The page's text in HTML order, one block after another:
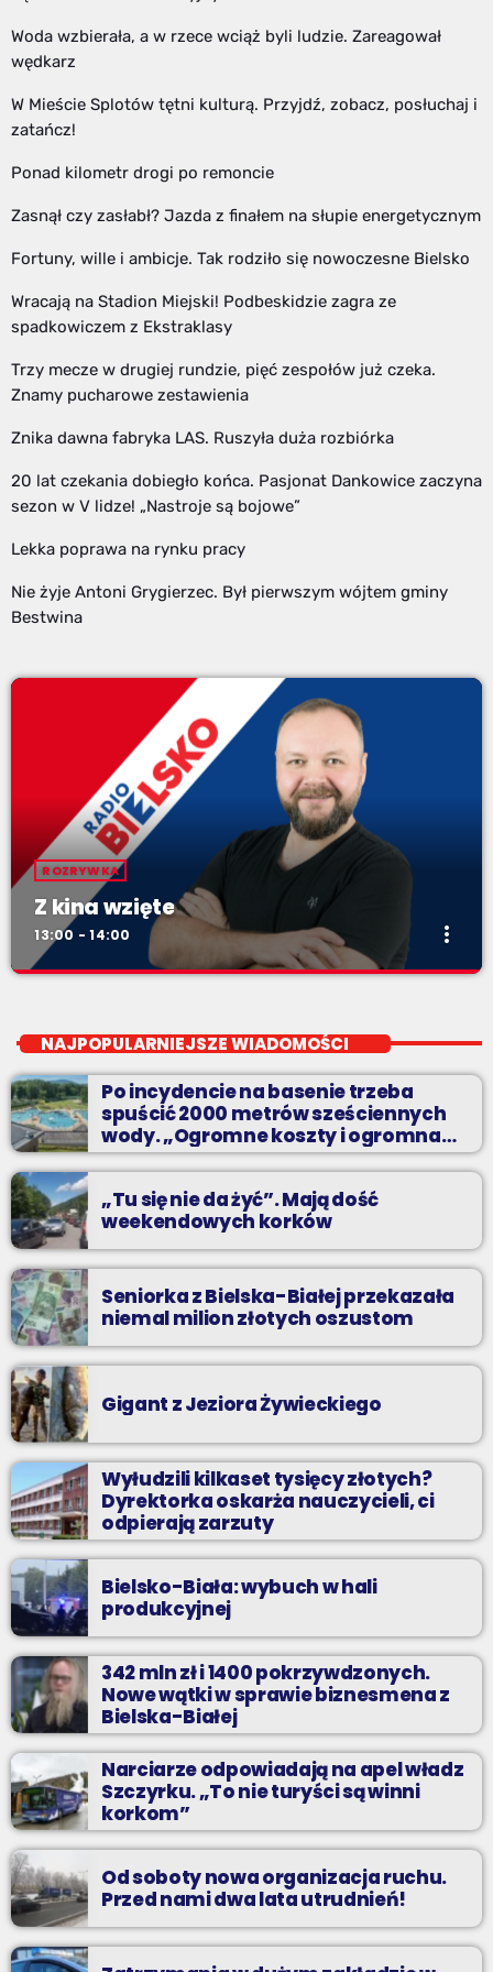
Woda wzbierała, a w rzece wciąż byli ludzie. Zareagował
wędkarz
W Mieście Splotów tętni kulturą. Przyjdź, zobacz, posłuchaj i
zatańcz!
Ponad kilometr drogi po remoncie
Zasnął czy zasłabł? Jazda z finałem na słupie energetycznym
Fortuny, wille i ambicje. Tak rodziło się nowoczesne Bielsko
Wracają na Stadion Miejski! Podbeskidzie zagra ze
spadkowiczem z Ekstraklasy
Trzy mecze w drugiej rundzie, pięć zespołów już czeka.
Znamy pucharowe zestawienia
Znika dawna fabryka LAS. Ruszyła duża rozbiórka
20 lat czekania dobiegło końca. Pasjonat Dankowice zaczyna
sezon w V lidze! „Nastroje są bojowe”
Lekka poprawa na rynku pracy
Nie żyje Antoni Grygierzec. Był pierwszym wójtem gminy
Bestwina
ROZRYWKA
Z kina wzięte
13:00 - 14:00 more_vert
Soboty od 13 do 14
Z Kina Wzięte to audycja w której film występuje roli głównej.
NAJPOPULARNIEJSZE WIADOMOŚCI
Po incydencie na basenie trzeba
spuścić 2000 metrów sześciennych
wody. „Ogromne koszty i ogromna
praca”
„Tu się nie da żyć”. Mają dość
weekendowych korków
Seniorka z Bielska-Białej przekazała
niemal milion złotych oszustom
Gigant z Jeziora Żywieckiego
Wyłudzili kilkaset tysięcy złotych?
Dyrektorka oskarża nauczycieli, ci
odpierają zarzuty
Bielsko-Biała: wybuch w hali
produkcyjnej
342 mln zł i 1400 pokrzywdzonych.
Nowe wątki w sprawie biznesmena z
Bielska-Białej
Narciarze odpowiadają na apel władz
Szczyrku. „To nie turyści są winni
korkom”
Od soboty nowa organizacja ruchu.
Przed nami dwa lata utrudnień!